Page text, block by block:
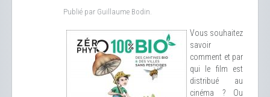
Publié par Guillaume Bodin.
Vous souhaitez
savoir
comment et par
qui le film est
distribué au
cinéma ? Ou